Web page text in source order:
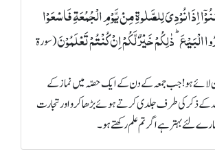
اِذَا نُوۡدِیَ لِلصَّلٰوۃِ مِنۡ یَّوۡمِ الۡجُمُعَۃِ فَاسۡعَوۡا
الۡبَیۡعَ ؕ ذٰلِکُمۡ خَیۡرٌ لَّکُمۡ اِنۡ کُنۡتُمۡ تَعۡلَمُوۡنَ(سورة
لائے ہو! جب جمعہ کے دن کے ایک حصّہ میں نماز کے
کے ذکر کی طرف جلدی کرتے ہوئے بڑھا کرو اور تجارت
لئے بہتر ہے اگر تم علم رکھتے ہو۔